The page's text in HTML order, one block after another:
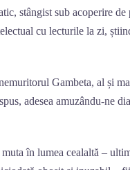
stângist sub acoperire
cu lecturile la zi,
Gambeta, al și
adesea amuzându-ne
în lumea cealaltă –